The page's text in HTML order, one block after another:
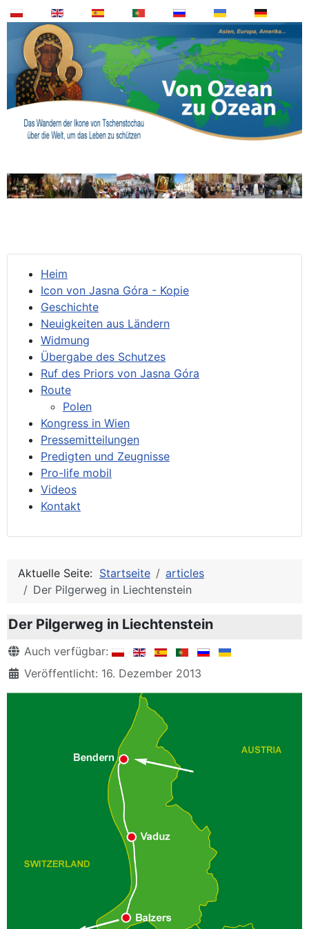
Heim
Icon von Jasna Góra - Kopie
Geschichte
Neuigkeiten aus Ländern
Widmung
Übergabe des Schutzes
Ruf des Priors von Jasna Góra
Route
Polen
Kongress in Wien
Pressemitteilungen
Predigten und Zeugnisse
Pro-life mobil
Videos
Kontakt
Aktuelle Seite: Startseite
articles
Der Pilgerweg in Liechtenstein
Der Pilgerweg in Liechtenstein
DetailsAuch verfügbar:
Veröffentlicht: 16. Dezember 2013